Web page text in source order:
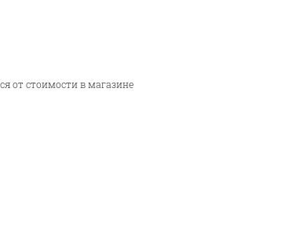
от стоимости в магазине